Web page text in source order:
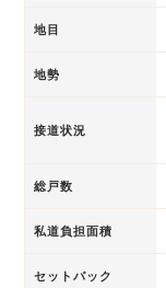
地目
地勢
接道状況
総戸数
私道負担面積
セットバック